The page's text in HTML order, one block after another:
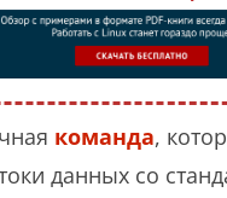
команда,
данных со